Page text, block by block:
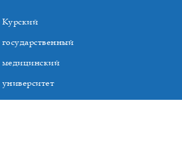
Курский
государственный
медицинский
университет